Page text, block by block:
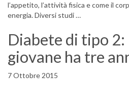
l’appetito, l’attività fisica e come il
energia. Diversi studi …
Diabete di tipo 2:
giovane ha tre
7 Ottobre 2015